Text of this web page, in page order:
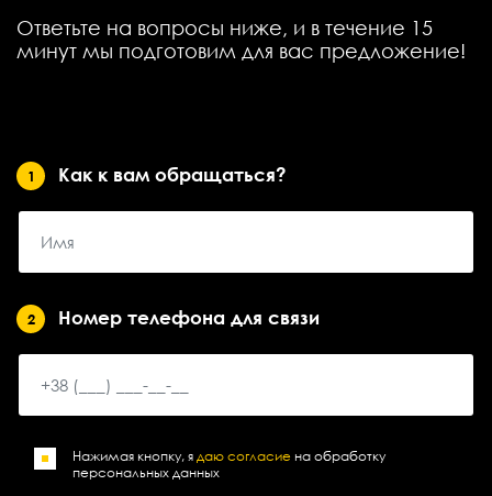
Ответьте на вопросы ниже, и в течение 15
минут мы подготовим для вас предложение!
1 Как к вам обращаться?
2 Номер телефона для связи
Нажимая кнопку, я даю согласие на обработку
персональных данных